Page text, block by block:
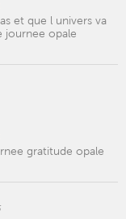
et que l univers va
journee opale
gratitude opale